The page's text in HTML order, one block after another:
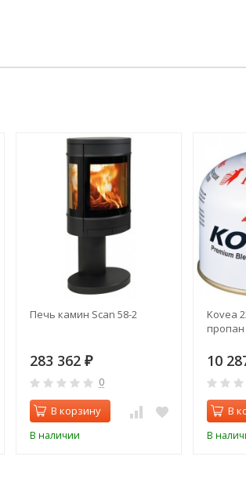
Печь камин Scan 58-2
283 362 ₽
0
В корзину
В наличии
Kovea
пропан
10
В
В